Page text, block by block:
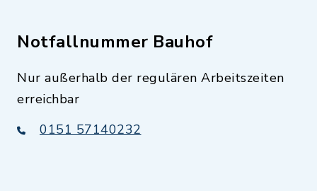
Notfallnummer Bauhof
Nur außerhalb der regulären Arbeitszeiten
erreichbar
0151 57140232